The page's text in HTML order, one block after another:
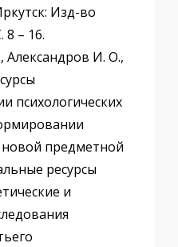
Изд-во
8 – 16.
Александров И. О.,
психологических
предметной
ресурсы
и